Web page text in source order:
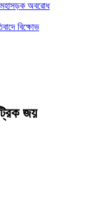
মহাসড়ক অবরোধ
বিক্ষোভ
জয়